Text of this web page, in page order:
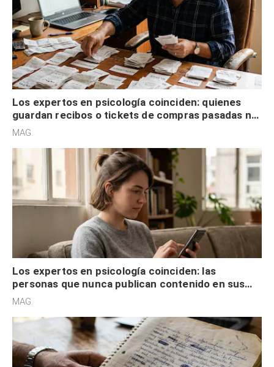
Los expertos en psicología coinciden: quienes
guardan recibos o tickets de compras pasadas no
son acumuladores, sino que tienen necesidad de
MAG.
Los expertos en psicología coinciden: las
personas que nunca publican contenido en sus
redes sociales no pretenden buscar validación
MAG.